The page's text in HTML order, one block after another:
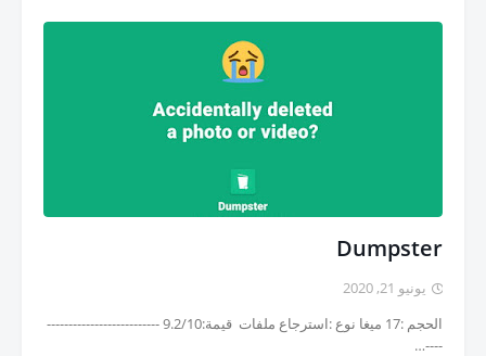
Dumpster
يونيو 21, 2020
الحجم :17 ميغا نوع :استرجاع ملفات قيمة:9.2/10 --------------------------
----…